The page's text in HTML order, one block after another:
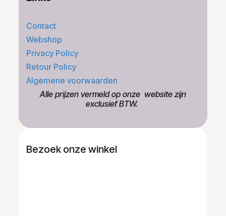
Contact
Webshop
Privacy Policy
Retour Policy
Algemene voorwaarden
​Alle prijzen vermeld op onze ​website zijn
exclusief BTW.
Bezoek onze winkel